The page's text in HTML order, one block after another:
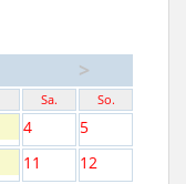
>
Sa. So.
4
5
11
12